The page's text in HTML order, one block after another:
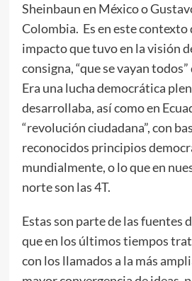
Sheinbaun en México o
Colombia. Es en este contexto
impacto que tuvo en la visión
consigna, “que se vayan
Era una lucha democrática
desarrollaba, así como en
“revolución ciudadana”, con
reconocidos principios
mundialmente, o lo que en
norte son las 4T.
Estas son parte de las fuentes
que en los últimos tiempos
con los llamados a la más